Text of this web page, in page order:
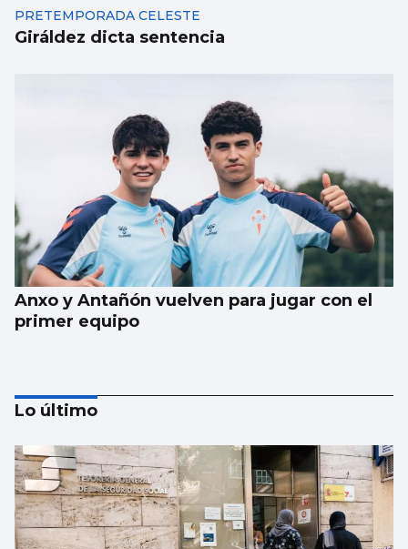
PRETEMPORADA CELESTE
Giráldez dicta sentencia
Anxo y Antañón vuelven para jugar con el
primer equipo
Lo último